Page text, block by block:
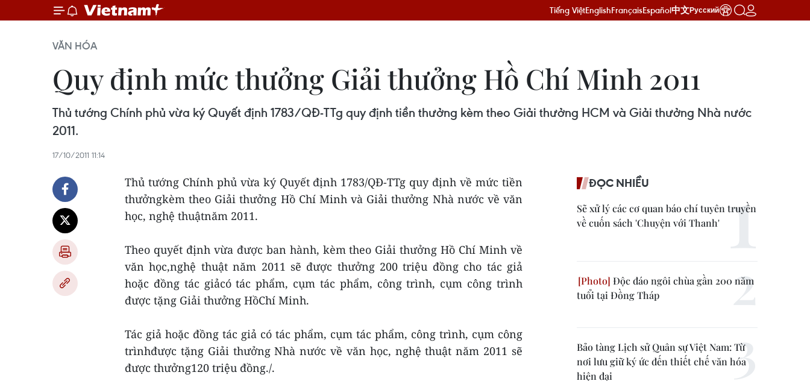
Tiếng ViệtEnglishFrançaisEspañol中文Русский
VĂN HÓA
Quy định mức thưởng Giải thưởng Hồ Chí Minh 2011
Thủ tướng Chính phủ vừa ký Quyết định 1783/QĐ-TTg quy định tiền thưởng kèm theo Giải thưởng HCM và Giải thưởng Nhà nước
2011.
17/10/2011 11:14
Thủ tướng Chính phủ vừa ký Quyết định 1783/QĐ-TTg quy định về mức tiền
thưởngkèm theo Giải thưởng Hồ Chí Minh và Giải thưởng Nhà nước về văn
học, nghệ thuậtnăm 2011.
Theo quyết định vừa được ban hành, kèm theo Giải thưởng Hồ Chí Minh về
văn học,nghệ thuật năm 2011 sẽ được thưởng 200 triệu đồng cho tác giả
hoặc đồng tác giảcó tác phẩm, cụm tác phẩm, công trình, cụm công trình
được tặng Giải thưởng HồChí Minh.
Tác giả hoặc đồng tác giả có tác phẩm, cụm tác phẩm, công trình, cụm công
trìnhđược tặng Giải thưởng Nhà nước về văn học, nghệ thuật năm 2011 sẽ
được thưởng120 triệu đồng./.
ĐỌC NHIỀU
Sẽ xử lý các cơ quan báo chí tuyên truyền
về cuốn sách 'Chuyện với Thanh'
Độc đáo ngôi chùa gần 200 năm
tuổi tại Đồng Tháp
Bảo tàng Lịch sử Quân sự Việt Nam: Từ
nơi lưu giữ ký ức đến thiết chế văn hóa
hiện đại